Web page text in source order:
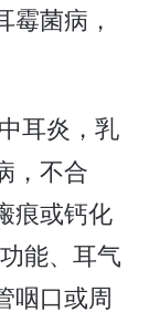
菌病，
耳炎，乳
，不合
痕或钙化
能、耳气
咽口或周